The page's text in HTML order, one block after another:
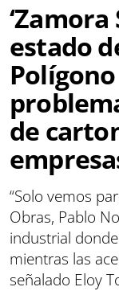
‘Zamora
estado
de
“Solo vemos
Obras, Pablo
industrial
mientras las
señalado Eloy